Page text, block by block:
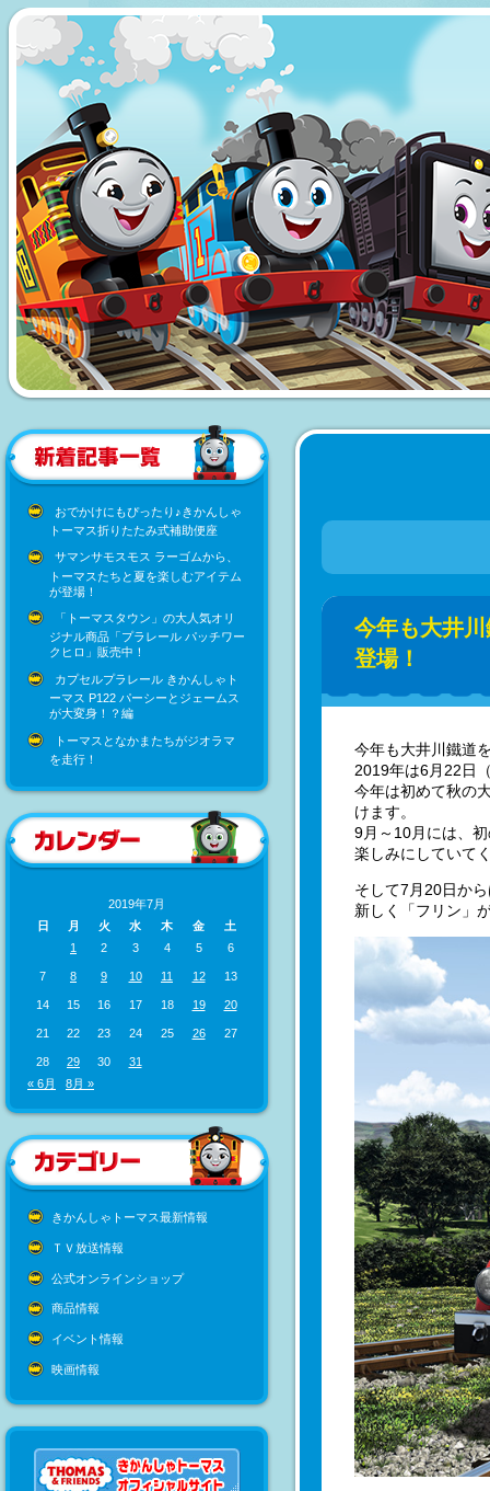
おでかけにもぴったり♪きかんしゃ
トーマス折りたたみ式補助便座
サマンサモスモス ラーゴムから、
トーマスたちと夏を楽しむアイテム
が登場！
「トーマスタウン」の大人気オリ
ジナル商品「プラレール パッチワー
クヒロ」販売中！
カプセルプラレール きかんしゃト
ーマス P122 パーシーとジェームス
が大変身！？編
トーマスとなかまたちがジオラマ
を走行！
2019年7月
日
月 火 水 木 金
土
1
2 3 4 5 6
7 8 9 10 11 12 13
14 15 16 17 18 19 20
21 22 23 24 25 26 27
28 29 30
31
« 6月
8月 »
きかんしゃトーマス最新情報
ＴＶ放送情報
公式オンラインショップ
商品情報
イベント情報
映画情報
今年も大井
登場！
今年も大井川鐵道
2019年は6月22日
今年は初めて秋の
けます。
9月～10月には、
楽しみにしていて
そして7月20日か
新しく「フリン」